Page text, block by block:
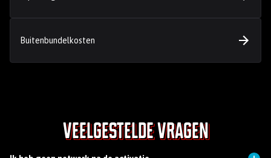
Buitenbundelkosten
Veelgestelde vragen